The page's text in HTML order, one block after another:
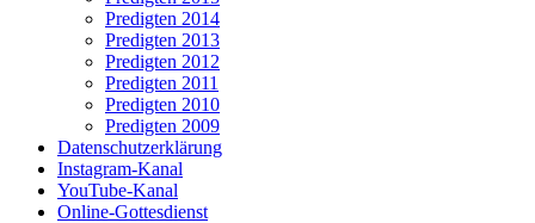
Predigten 2014
Predigten 2013
Predigten 2012
Predigten 2011
Predigten 2010
Predigten 2009
Datenschutzerklärung
Instagram-Kanal
YouTube-Kanal
Online-Gottesdienst